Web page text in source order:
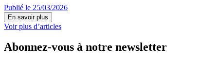
Publié le 25/03/2026
En savoir plus
Voir plus d’articles
Abonnez-vous à notre newsletter